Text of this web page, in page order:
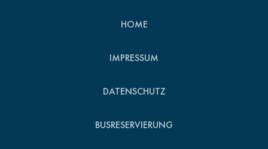
HOME
IMPRESSUM
DATENSCHUTZ
BUSRESERVIERUNG